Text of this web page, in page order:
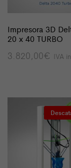
Impresora 3D
20 x 40 TURBO
3.820,00€ IVA